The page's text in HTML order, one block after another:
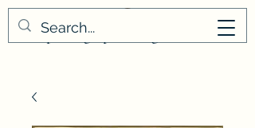
masaphotographies.org